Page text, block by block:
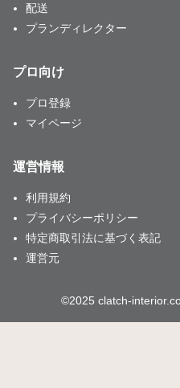
配送
プランディレクター
プロ向け
プロ登録
マイページ
運営情報
利用規約
プライバシーポリシー
特定商取引法に基づく表記
運営元
©2025 clatch-